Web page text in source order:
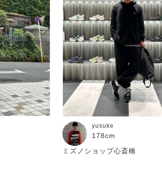
yusuke
178cm
ミズノショップ心斎橋